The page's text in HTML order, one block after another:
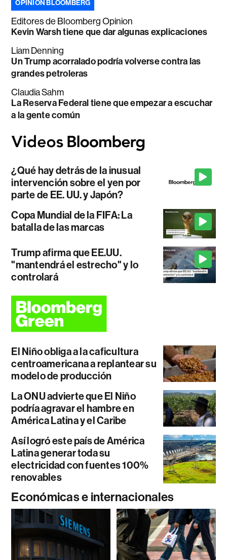
OPINIÓN BLOOMBERG
Editores de Bloomberg Opinion
Kevin Warsh tiene que dar algunas explicaciones
Liam Denning
Un Trump acorralado podría volverse contra las
grandes petroleras
Claudia Sahm
La Reserva Federal tiene que empezar a escuchar
a la gente común
¿Qué hay detrás de la inusual
intervención sobre el yen por
parte de EE. UU. y Japón?
Copa Mundial de la FIFA: La
batalla de las marcas
Trump afirma que EE.UU.
"mantendrá el estrecho" y lo
controlará
El Niño obliga a la caficultura
centroamericana a replantear su
modelo de producción
La ONU advierte que El Niño
podría agravar el hambre en
América Latina y el Caribe
Así logró este país de América
Latina generar toda su
electricidad con fuentes 100%
renovables
Económicas e internacionales